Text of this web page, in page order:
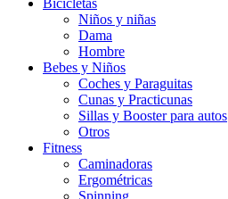
Bicicletas
Niños y niñas
Dama
Hombre
Bebes y Niños
Coches y Paraguitas
Cunas y Practicunas
Sillas y Booster para autos
Otros
Fitness
Caminadoras
Ergométricas
Spinning